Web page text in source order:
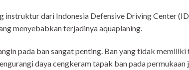
instruktur dari Indonesia Defensive Driving Center
menyebabkan terjadinya aquaplaning.
pada ban sangat penting. Ban yang tidak memiliki
daya cengkeram tapak ban pada permukaan